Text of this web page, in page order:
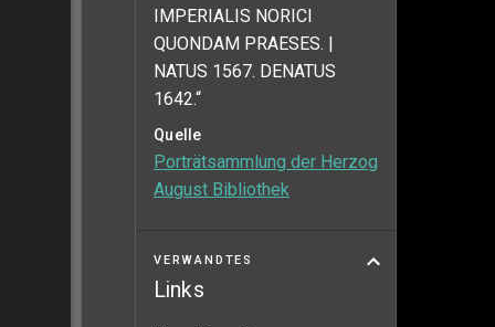
IMPERIALIS NORICI
QUONDAM PRAESES. |
NATUS 1567. DENATUS
1642.“
Quelle
Porträtsammlung der Herzog
August Bibliothek
VERWANDTES
Links